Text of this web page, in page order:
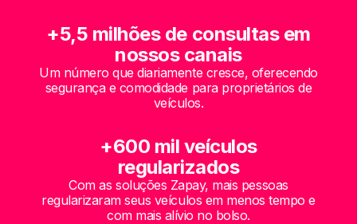
+5,5 milhões de consultas em
nossos canais
Um número que diariamente cresce, oferecendo
segurança e comodidade para proprietários de
veículos.
+600 mil veículos
regularizados
Com as soluções Zapay, mais pessoas
regularizaram seus veículos em menos tempo e
com mais alívio no bolso.